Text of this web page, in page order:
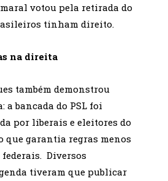
votou pela retirada do
tinham direito.
na direita
também demonstrou
bancada do PSL foi
por liberais e eleitores do
que garantia regras menos
Diversos
tiveram que publicar